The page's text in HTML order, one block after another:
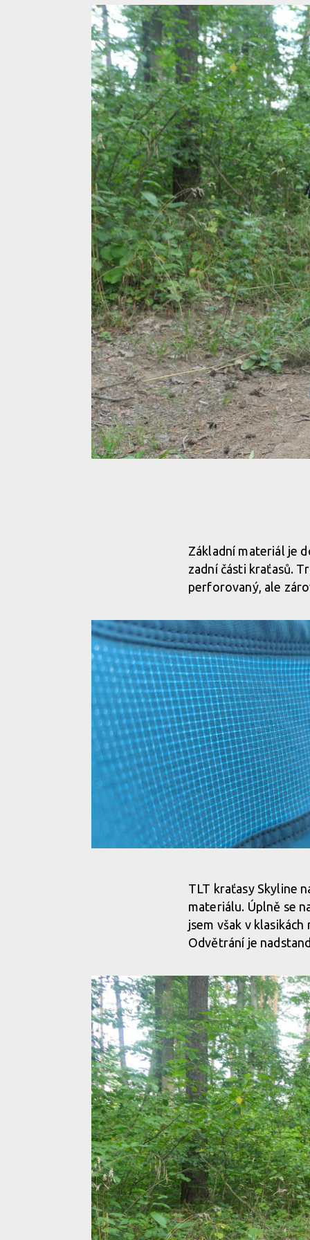
Sestava vhodná jak do velkých pařáků, tak do
Obě kapsy jsou uzavíratelné na zip
Obě kapsy jsou uzavíratelné na zip
Obě kapsy jsou uzavíratelné na zip
Obě kapsy jsou uzavíratelné na zip
Obě kapsy jsou uzavíratelné na zip
Obě kapsy jsou uzavíratelné na zip
Obě kapsy jsou uzavíratelné na zip
Obě kapsy jsou uzavíratelné na zip
Obě kapsy jsou uzavíratelné na zip
Obě kapsy jsou uzavíratelné na zip
Decentní jednobarevné provedení je elegantní
Decentní jednobarevné provedení je elegantní
Decentní jednobarevné provedení je elegantní
Decentní jednobarevné provedení je elegantní
Decentní jednobarevné provedení je elegantní
Decentní jednobarevné provedení je elegantní
Decentní jednobarevné provedení je elegantní
Základní materiál je
zadní části kraťasů.
perforovaný, ale
TLD Aero Tech materiál v sobě spojuje odvětrání i
TLD Aero Tech materiál v sobě spojuje odvětrání i
TLD Aero Tech materiál v sobě spojuje odvětrání i
TLD Aero Tech materiál v sobě spojuje odvětrání i
TLD Aero Tech materiál v sobě spojuje odvětrání i
TLD Aero Tech materiál v sobě spojuje odvětrání i
TLT kraťasy Skyline
materiálu. Úplně se
jsem však v
Odvětrání je